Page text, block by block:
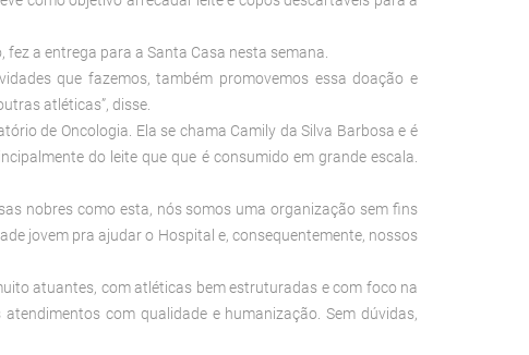
a entrega para a Santa Casa nesta semana.
que fazemos, também promovemos essa doação e
atléticas”, disse.
de Oncologia. Ela se chama Camily da Silva Barbosa e é
do leite que que é consumido em grande escala.
nobres como esta, nós somos uma organização sem fins
jovem pra ajudar o Hospital e, consequentemente, nossos
atuantes, com atléticas bem estruturadas e com foco na
com qualidade e humanização. Sem dúvidas,